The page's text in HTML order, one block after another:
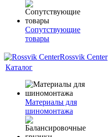
Сопутствующие
товары
Rossvik Center
Каталог
Материалы для
шиномонтажа